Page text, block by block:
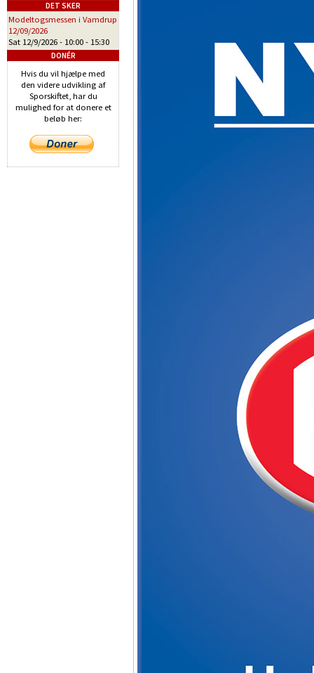
DET SKER
Modeltogsmessen i Vamdrup
12/09/2026
Sat 12/9/2026 - 10:00 - 15:30
DONÉR
Hvis du vil hjælpe med
den videre udvikling af
Sporskiftet, har du
mulighed for at donere et
beløb her: